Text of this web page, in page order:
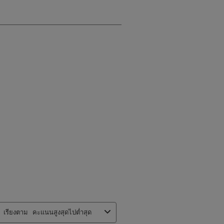
เรียงตาม คะแนนสูงสุดไปต่ำสุด